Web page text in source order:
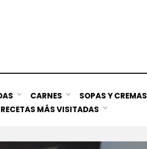
CARNES SOPAS Y CREMAS
RECETAS MÁS VISITADAS